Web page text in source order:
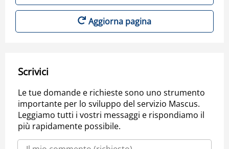
Aggiorna pagina
Scrivici
Le tue domande e richieste sono uno strumento
importante per lo sviluppo del servizio Mascus.
Leggiamo tutti i vostri messaggi e rispondiamo il
più rapidamente possibile.